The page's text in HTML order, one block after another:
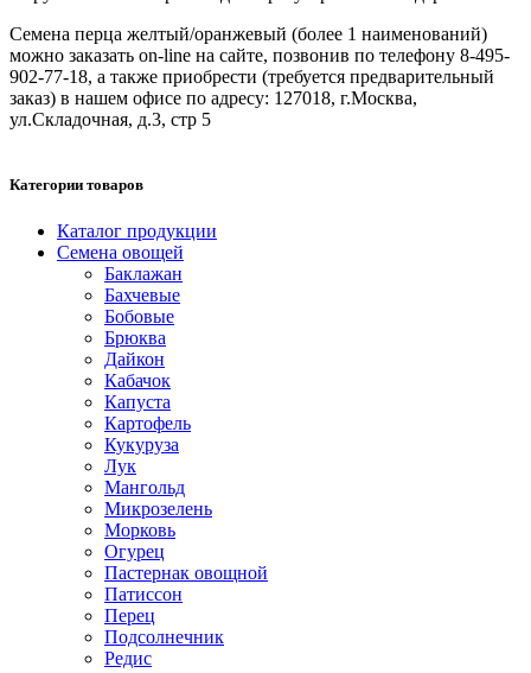
Семена перца желтый/оранжевый (более 1 наименований)
можно заказать on-line на сайте, позвонив по телефону 8-495-
902-77-18, а также приобрести (требуется предварительный
заказ) в нашем офисе по адресу: 127018, г.Москва,
ул.Складочная, д.3, стр 5
Категории товаров
Каталог продукции
Семена овощей
Баклажан
Бахчевые
Бобовые
Брюква
Дайкон
Кабачок
Капуста
Картофель
Кукуруза
Лук
Мангольд
Микрозелень
Морковь
Огурец
Пастернак овощной
Патиссон
Перец
Подсолнечник
Редис